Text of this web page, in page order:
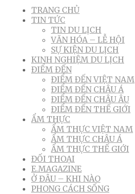
TRANG CHỦ
TIN TỨC
TIN DU LỊCH
VĂN HÓA – LỄ HỘI
SỰ KIỆN DU LỊCH
KINH NGHIỆM DU LỊCH
ĐIỂM ĐẾN
ĐIỂM ĐẾN VIỆT NAM
ĐIỂM ĐẾN CHÂU Á
ĐIỂM ĐẾN CHÂU ÂU
ĐIỂM ĐẾN THẾ GIỚI
ẨM THỰC
ẨM THỰC VIỆT NAM
ẨM THỰC CHÂU Á
ẨM THỰC THẾ GIỚI
ĐỐI THOẠI
E.MAGAZINE
Ở ĐÂU – KHI NÀO
PHONG CÁCH SỐNG